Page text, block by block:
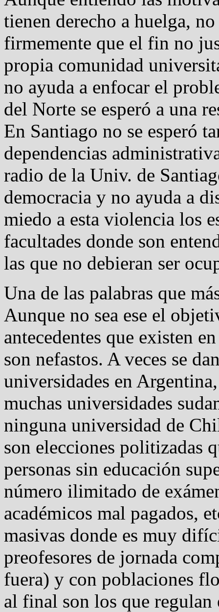
tienen derecho a huelga,
firmemente que el fin no
propia comunidad
no ayuda a enfocar el
del Norte se esperó a una
En Santiago no se esperó
dependencias
radio de la Univ. de
democracia y no ayuda a
miedo a esta violencia los
facultades donde son
las que no debieran ser
Una de las palabras que
Aunque no sea ese el
antecedentes que existen
son nefastos. A veces se
universidades en
muchas universidades
ninguna universidad de
son elecciones politizadas
personas sin educación
número ilimitado de
académicos mal pagados,
masivas donde es muy
preofesores de jornada
fuera) y con poblaciones
al final son los que regulan